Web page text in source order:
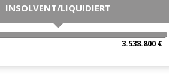
INSOLVENT/LIQUIDIERT
100% Complete
3.538.800 €